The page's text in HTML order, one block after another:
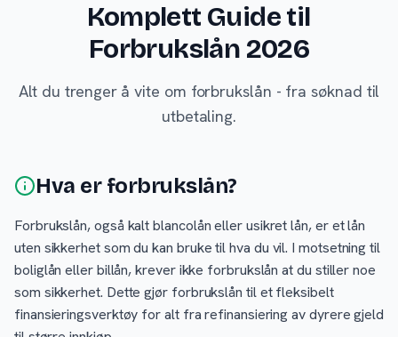
Komplett Guide til
Forbrukslån 2026
Alt du trenger å vite om forbrukslån - fra søknad til
utbetaling.
Hva er forbrukslån?
Forbrukslån, også kalt blancolån eller usikret lån, er et lån
uten sikkerhet som du kan bruke til hva du vil. I motsetning til
boliglån eller billån, krever ikke forbrukslån at du stiller noe
som sikkerhet. Dette gjør forbrukslån til et fleksibelt
finansieringsverktøy for alt fra refinansiering av dyrere gjeld